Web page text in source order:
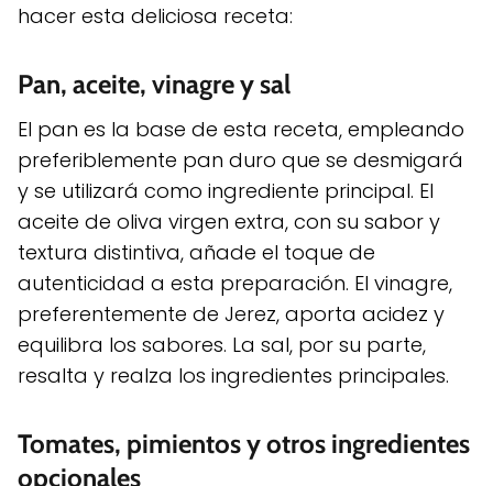
hacer esta deliciosa receta:
Pan, aceite, vinagre y sal
El pan es la base de esta receta, empleando
preferiblemente pan duro que se desmigará
y se utilizará como ingrediente principal. El
aceite de oliva virgen extra, con su sabor y
textura distintiva, añade el toque de
autenticidad a esta preparación. El vinagre,
preferentemente de Jerez, aporta acidez y
equilibra los sabores. La sal, por su parte,
resalta y realza los ingredientes principales.
Tomates, pimientos y otros ingredientes
opcionales